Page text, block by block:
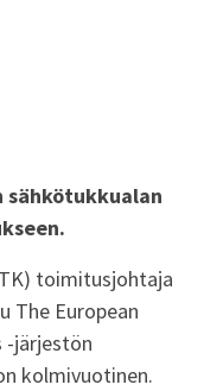
sähkötukkualan
toimitusjohtaja
The European
-järjestön
kolmivuotinen.